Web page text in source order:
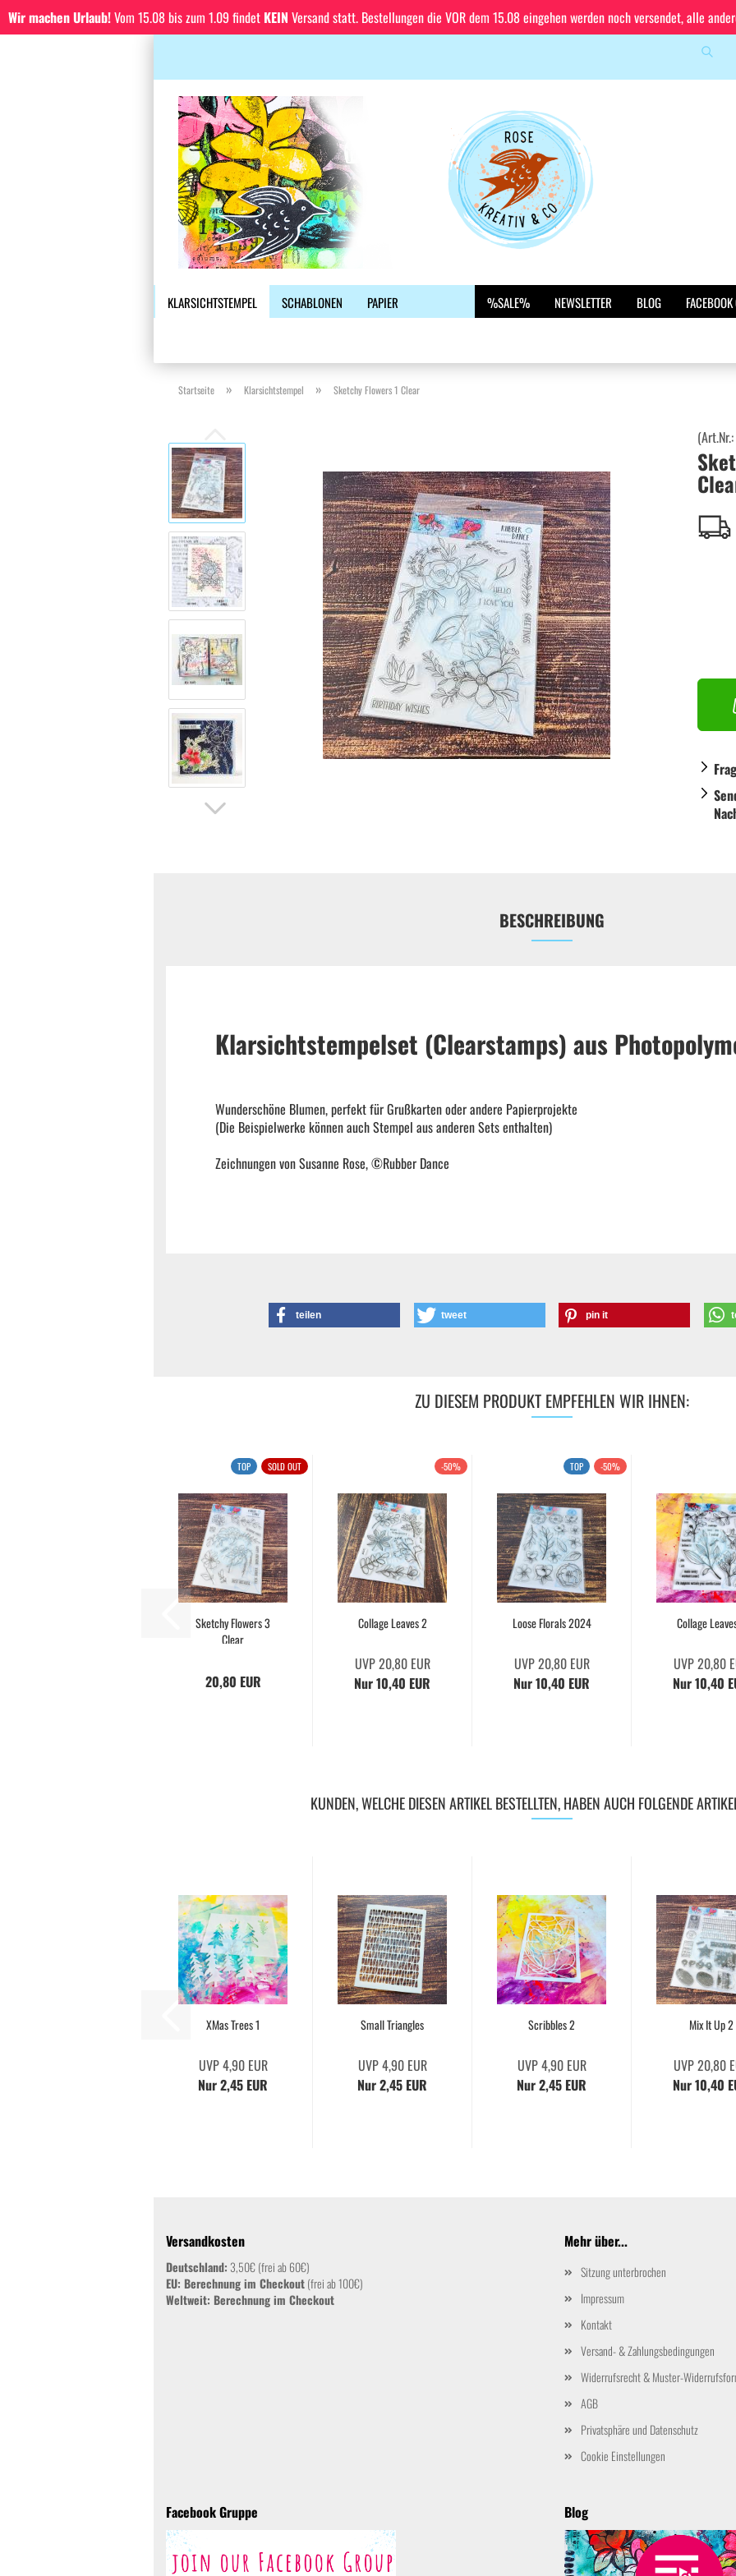
Lieferland
Konto erstellen
Wir machen Urlaub!Vom 15.08 bis zum 1.09 findet KEIN Versand statt. Bestellungen die VOR dem 15.08 eingehen werden noch versendet, alle
KLARSICHTSTEMPEL SCHABLONEN PAPIER %SALE% NEWSLETTER BLOG
Startseite » Klarsichtstempel » Sketchy Flowers 1 Clear
(Art.Nr.:
BESCHREIBUNG
Klarsichtstempelset (Clearstamps) aus
Wunderschöne Blumen, perfekt für Grußkarten oder andere Papierprojekte
(Die Beispielwerke können auch Stempel aus anderen Sets enthalten)
Zeichnungen von Susanne Rose, ©Rubber Dance
teilen tweet pin it
ZU DIESEM PRODUKT EMPFEHLEN WIR IHNEN:
TOP SOLD OUT
Sketchy Flowers 3
Clear
20,80 EUR
-50%
Collage Leaves 2
UVP 20,80 EUR
Nur 10,40 EUR
TOP -50%
Loose Florals 2024
UVP 20,80 EUR
Nur 10,40 EUR
Collage
UVP 20,80
Nur 10,40
KUNDEN, WELCHE DIESEN ARTIKEL BESTELLTEN, HABEN AUCH FOLGENDE
XMas Trees 1
UVP 4,90 EUR
Nur 2,45 EUR
Small Triangles
UVP 4,90 EUR
Nur 2,45 EUR
Scribbles 2
UVP 4,90 EUR
Nur 2,45 EUR
Mix It Up 2
UVP 20,80
Nur 10,40
Versandkosten
Deutschland: 3,50€ (frei ab 60€)
EU: Berechnung im Checkout(frei ab 100€)
Weltweit: Berechnung im Checkout
Mehr über...
Sitzung unterbrochen
Impressum
Kontakt
Versand- & Zahlungsbedingungen
Widerrufsrecht & Muster-
AGB
Privatsphäre und Datenschutz
Cookie Einstellungen
Facebook Gruppe Blog